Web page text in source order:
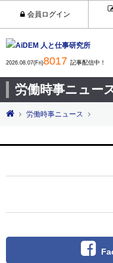
会員ログイン
2026.08.07(Fri)8017 記事配信中！
労働時事ニュー
労働時事ニュース